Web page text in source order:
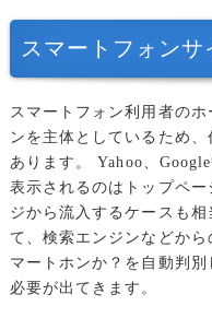
スマートフォンサ
スマートフォン利用者の
ンを主体としているため
あります。
Yahoo、
表示されるのはトップペ
ジから流入するケースも
て、検索エンジンなどか
マートホンか？を自動判
必要が出てきます。